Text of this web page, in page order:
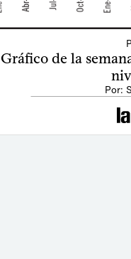
Gráfico de la
Por: